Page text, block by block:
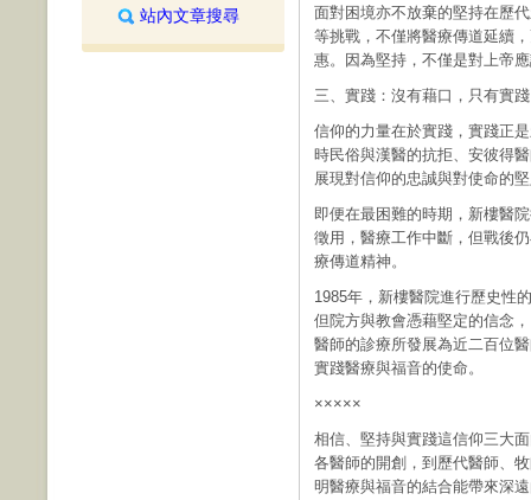
站內文章搜尋
面對困境亦不放棄的堅持在歷
等挑戰，不僅將醫療傳道延續
惠。因為堅持，不僅是對上帝
三、實踐：沒有藉口，只有實
信仰的力量在於實踐，實踐正
時民俗與漢醫的抗拒、安彼得
展現對信仰的忠誠與對使命的
即便在最困難的時期，新樓醫
徵用，醫療工作中斷，但戰後
療傳道精神。
1985年，新樓醫院進行歷史性
但院方與教會憑藉堅定的信念
醫師的診療所發展為近二百位
實踐醫療與福音的使命。
×××××
相信、堅持與實踐這信仰三大
各醫師的開創，到歷代醫師、
明醫療與福音的結合能帶來深